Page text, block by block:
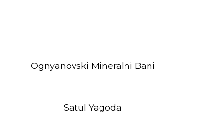
Ognyanovski Mineralni Bani
Satul Yagoda